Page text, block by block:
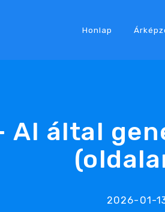
Honlap
AI által
2026-01-